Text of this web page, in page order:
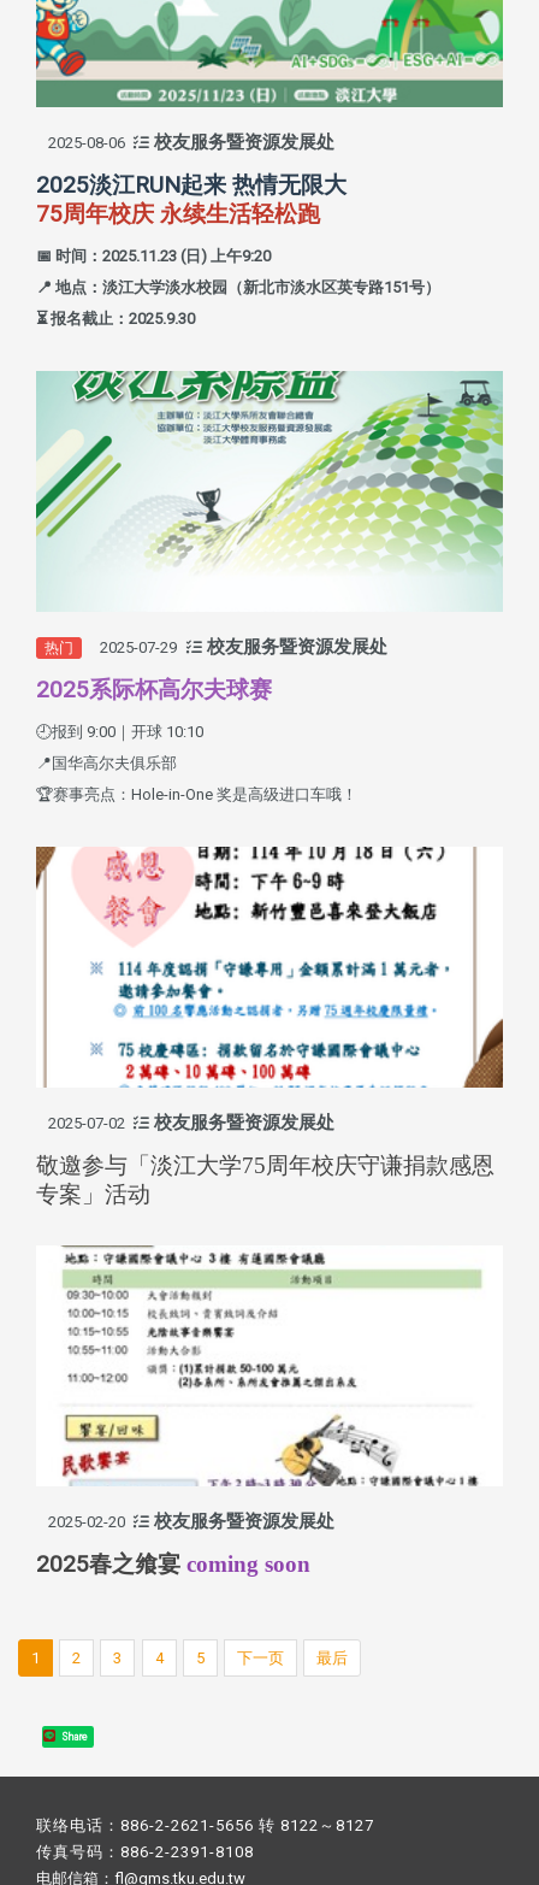
2025-08-06 校友服务暨资源发展处
2025淡江RUN起来 热情无限大
75周年校庆 永续生活轻松跑
📅 时间：2025.11.23 (日) 上午9:20
📍 地点：淡江大学淡水校园（新北市淡水区英专路151号）
⏳ 报名截止：2025.9.30
热门 2025-07-29 校友服务暨资源发展处
2025系际杯高尔夫球赛
🕘报到 9:00｜开球 10:10
📍国华高尔夫俱乐部
🏆赛事亮点：Hole-in-One 奖是高级进口车哦！
2025-07-02 校友服务暨资源发展处
敬邀参与「淡江大学75周年校庆守谦捐款感恩
专案」活动
2025-02-20 校友服务暨资源发展处
2025春之飨宴 coming soon
1 2 3 4 5 下一页 最后
Share
联络电话：886-2-2621-5656 转 8122～8127
传真号码：886-2-2391-8108
电邮信箱：fl@gms.tku.edu.tw